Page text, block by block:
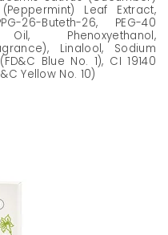
Leaf Extract,
26-Buteth-26, PEG-40
Phenoxyethanol,
Linalool, Sodium
Blue No. 1), CI 19140
Yellow No. 10)